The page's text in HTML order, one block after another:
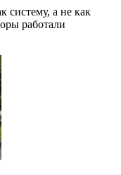
систему, а не как
работали